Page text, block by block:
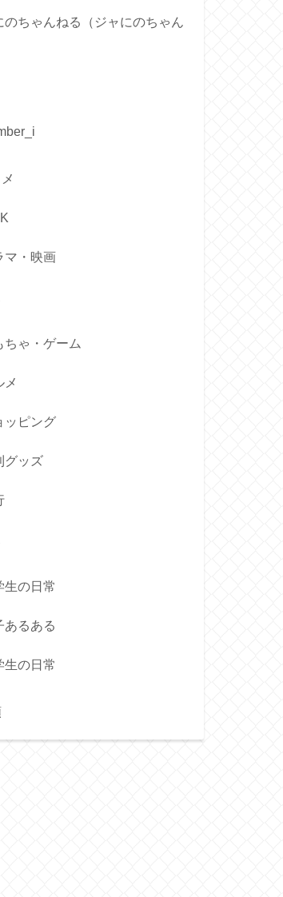
のちゃんねる（ジャにのちゃん
マ・映画
ちゃ・ゲーム
メ
ッピング
グッズ
生の日常
あるある
生の日常